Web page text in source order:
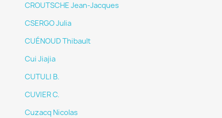
CROUTSCHE Jean-Jacques
CSERGO Julia
CUÉNOUD Thibault
Cui Jiajia
CUTULI B.
CUVIER C.
Cuzacq Nicolas